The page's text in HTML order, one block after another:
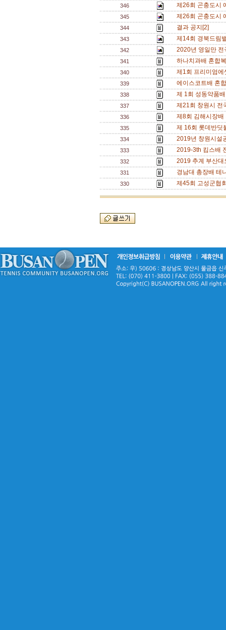
346 제26회 곤충도시
345 제26회 곤충도시
344 결과 공지[2]
343 제14회 경북드림
342 2020년 영일만
341 하나치과배 혼합
340 제1회 프리미엄
339 에이스코트배 혼
338 제 1회 성동약품
337 제21회 창원시
336 제8회 김해시장
335 제 16회 롯데반
334 2019년 창원시설
333 2019-3th 킴스배
332 2019 추계 부산
331 경남대 총장배 테
330 제45회 고성군협